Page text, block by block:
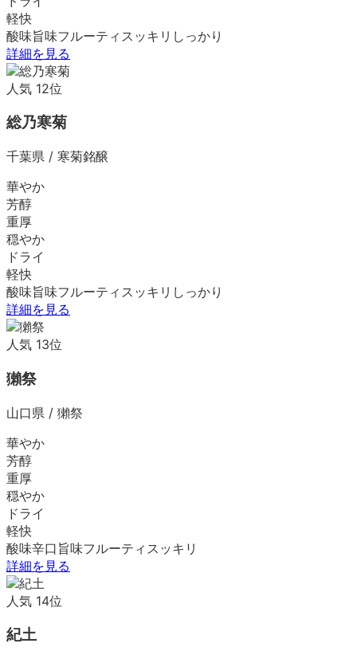
軽快
酸味旨味フルーティ スッキリ しっかり
詳細を見る
人気 12位
総乃寒菊
千葉県 / 寒菊銘醸
華やか
芳醇
重厚
穏やか
ドライ
軽快
酸味旨味フルーティ スッキリ しっかり
詳細を見る
人気 13位
獺祭
山口県 / 獺祭
華やか
芳醇
重厚
穏やか
ドライ
軽快
酸味辛口 旨味フルーティ スッキリ
詳細を見る
人気 14位
紀土